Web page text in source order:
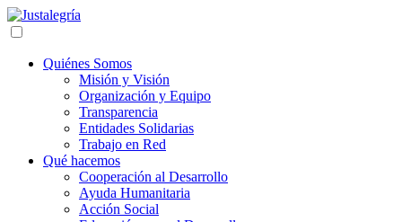
Quiénes Somos
Misión y Visión
Organización y Equipo
Transparencia
Entidades Solidarias
Trabajo en Red
Qué hacemos
Cooperación al Desarrollo
Ayuda Humanitaria
Acción Social